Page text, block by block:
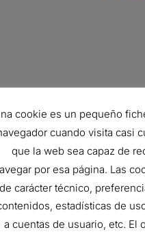
cookie es un pequeño
cuando visita casi
que la web sea capaz de
por esa página. Las
carácter técnico,
estadísticas de
a cuentas de usuario, etc. El